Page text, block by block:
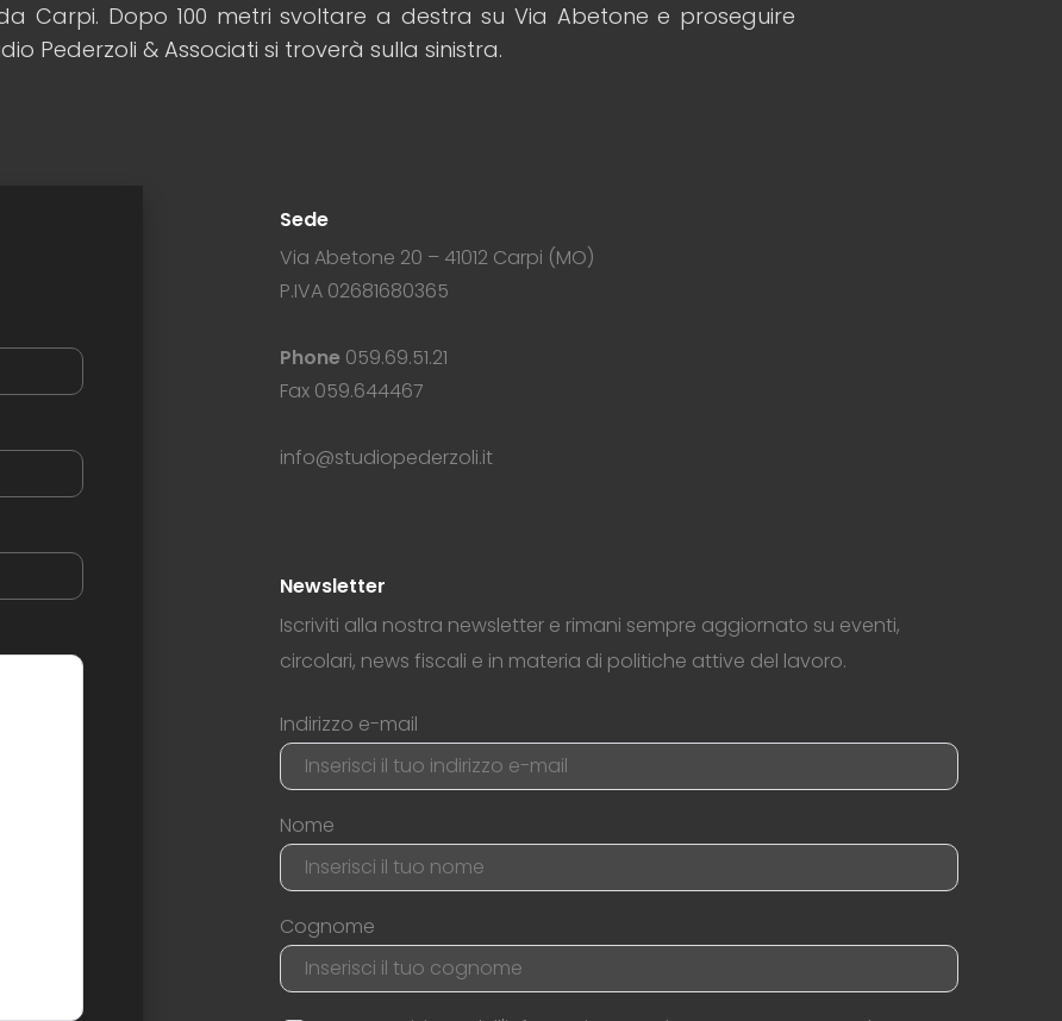
Carpi. Dopo 100 metri svoltare a destra su Via Abetone e proseguire
Pederzoli & Associati si troverà sulla sinistra.
Sede
Via Abetone 20 – 41012 Carpi (MO)
P.IVA 02681680365
Phone 059.69.51.21
Fax 059.644467
info@studiopederzoli.it
Newsletter
Iscriviti alla nostra newsletter e rimani sempre aggiornato su eventi,
circolari, news fiscali e in materia di politiche attive del lavoro.
Indirizzo e-mail
Nome
Cognome